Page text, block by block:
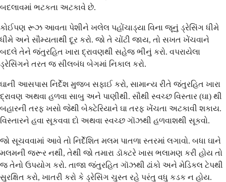
બદલાવમાં ભટકતા અટકાવે છે.
કોઈપણ રૂઝ આવતા પેશીને ખલેલ પહોંચાડ્યા વિના જૂનું ડ્રેસિંગ ધીમે
ધીમે અને સૌમ્યતાથી દૂર કરો. જો તે ચોંટી જાય, તો સખત ખેંચવાને
બદલે તેને જંતુરહિત ખારા દ્રાવણથી સહેજ ભીનું કરો. વપરાયેલા
ડ્રેસિંગને તરત જ સીલબંધ બેગમાં નિકાલ કરો.
ઘાની આસપાસ નિર્દેશ મુજબ સફાઈ કરો, સામાન્ય રીતે જંતુરહિત ખારા
દ્રાવણ અથવા હળવા સાબુ અને પાણીથી. સૌથી સ્વચ્છ વિસ્તાર (ઘા) થી
બહારની તરફ ખસો જેથી બેક્ટેરિયાને ઘા તરફ ખેંચતા અટકાવી શકાય.
વિસ્તારને હવા સૂકવવા દો અથવા સ્વચ્છ ગૉઝથી હળવાશથી સૂકવો.
જો સૂચવવામાં આવે તો નિર્દેશિત મલમ પાતળા સ્તરમાં લગાવો. બધા ઘાને
મલમની જરૂર નથી, તેથી જો તમારા ડૉક્ટરે ખાસ ભલામણ કરી હોય તો
જ તેનો ઉપયોગ કરો. તાજા જંતુરહિત ગૉઝથી ઢાંકો અને મેડિકલ ટેપથી
સુરક્ષિત કરો, ખાતરી કરો કે ડ્રેસિંગ ચુસ્ત રહે પરંતુ વધુ કડક ન હોય.